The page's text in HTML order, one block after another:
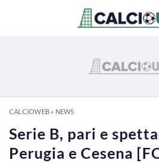
CALCIOWEB» NEWS
Serie B, pari e
Perugia e Cesena